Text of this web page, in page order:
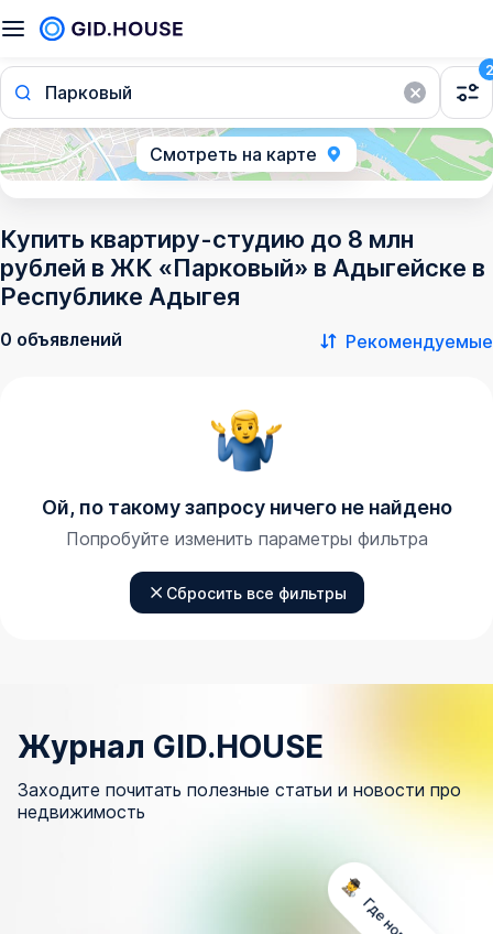
Парковый
2
Смотреть на карте
Купить квартиру-студию до 8 млн
рублей в ЖК «Парковый» в Адыгейске в
Республике Адыгея
0 объявлений Рекомендуемые
Ой, по такому запросу ничего не найдено
Попробуйте изменить параметры фильтра
Сбросить все фильтры
Журнал GID.HOUSE
Заходите почитать полезные статьи и новости про
недвижимость